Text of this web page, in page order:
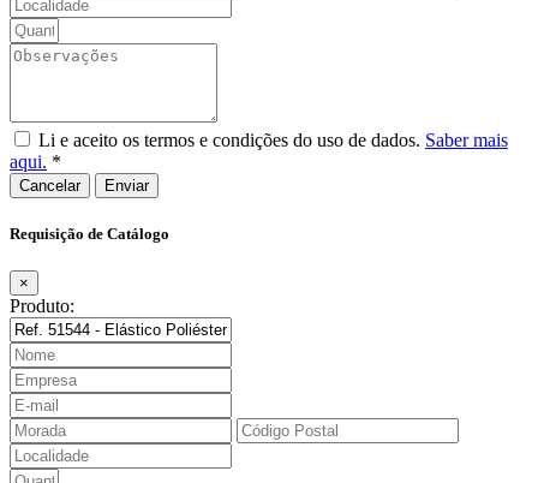
Li e aceito os termos e condições do uso de dados. Saber mais
aqui. *
Cancelar
Requisição de Catálogo
×
Produto: